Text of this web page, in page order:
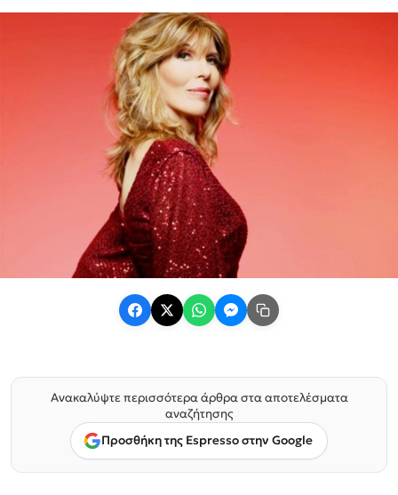
Ανακαλύψτε περισσότερα άρθρα στα αποτελέσματα
αναζήτησης
Προσθήκη της Espresso στην Google